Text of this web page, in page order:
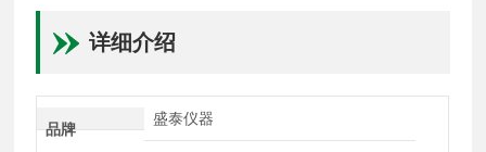
详细介绍
品牌
盛泰仪器